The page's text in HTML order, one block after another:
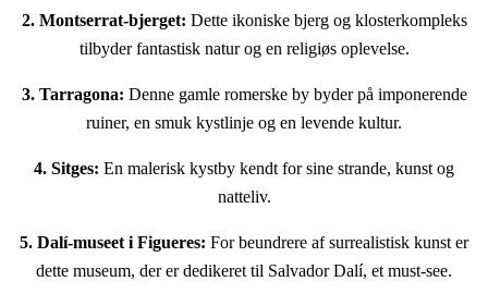
2. Montserrat-bjerget: Dette ikoniske bjerg og klosterkompleks
tilbyder fantastisk natur og en religiøs oplevelse.
3. Tarragona: Denne gamle romerske by byder på imponerende
ruiner, en smuk kystlinje og en levende kultur.
4. Sitges: En malerisk kystby kendt for sine strande, kunst og
natteliv.
5. Dalí-museet i Figueres: For beundrere af surrealistisk kunst er
dette museum, der er dedikeret til Salvador Dalí, et must-see.